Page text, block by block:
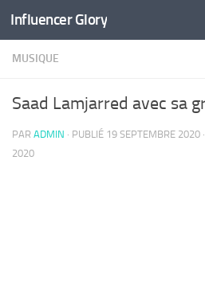
Skip to content
Influencer Glory
MUSIQUE
Saad Lamjarred avec sa
PAR ADMIN · PUBLIÉ 19 SEPTEMBRE 2020
2020